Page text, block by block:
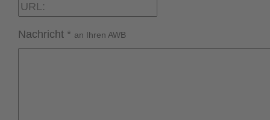
Nachricht * an Ihren AWB